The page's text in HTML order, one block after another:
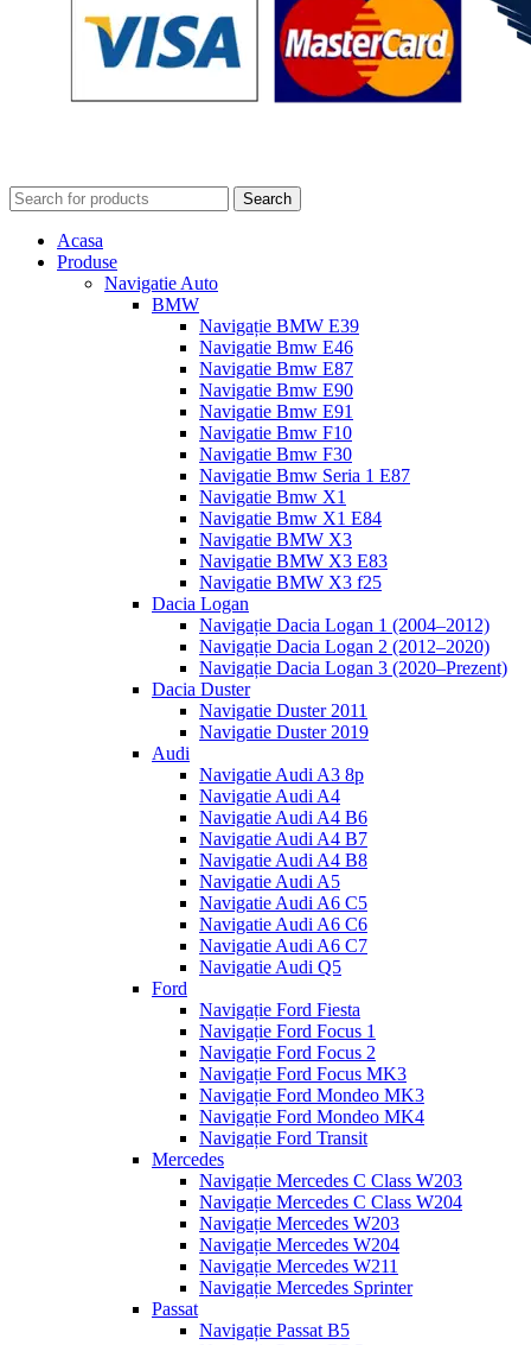
Search
Acasa
Produse
Navigatie Auto
BMW
Navigație BMW E39
Navigatie Bmw E46
Navigatie Bmw E87
Navigatie Bmw E90
Navigatie Bmw E91
Navigatie Bmw F10
Navigatie Bmw F30
Navigatie Bmw Seria 1 E87
Navigatie Bmw X1
Navigatie Bmw X1 E84
Navigatie BMW X3
Navigatie BMW X3 E83
Navigatie BMW X3 f25
Dacia Logan
Navigație Dacia Logan 1 (2004–2012)
Navigație Dacia Logan 2 (2012–2020)
Navigație Dacia Logan 3 (2020–Prezent)
Dacia Duster
Navigatie Duster 2011
Navigatie Duster 2019
Audi
Navigatie Audi A3 8p
Navigatie Audi A4
Navigatie Audi A4 B6
Navigatie Audi A4 B7
Navigatie Audi A4 B8
Navigatie Audi A5
Navigatie Audi A6 C5
Navigatie Audi A6 C6
Navigatie Audi A6 C7
Navigatie Audi Q5
Ford
Navigație Ford Fiesta
Navigație Ford Focus 1
Navigație Ford Focus 2
Navigație Ford Focus MK3
Navigație Ford Mondeo MK3
Navigație Ford Mondeo MK4
Navigație Ford Transit
Mercedes
Navigație Mercedes C Class W203
Navigație Mercedes C Class W204
Navigație Mercedes W203
Navigație Mercedes W204
Navigație Mercedes W211
Navigație Mercedes Sprinter
Passat
Navigație Passat B5